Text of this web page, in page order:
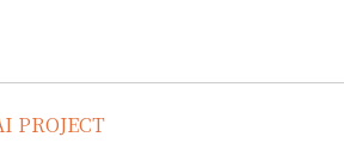
PROJECT